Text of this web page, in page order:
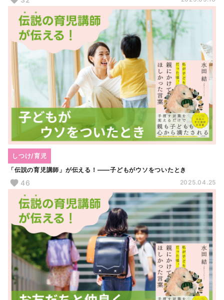
「伝説の育児講師」が伝える！――子どもがウソをついたとき
しつけ/育児
46 2025.04.25